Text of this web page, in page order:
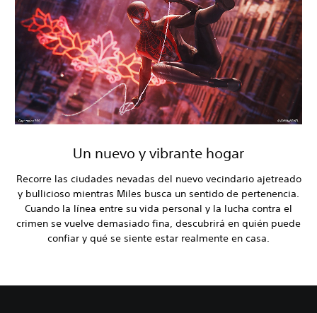
Un nuevo y vibrante hogar
Recorre las ciudades nevadas del nuevo vecindario ajetreado
y bullicioso mientras Miles busca un sentido de pertenencia.
Cuando la línea entre su vida personal y la lucha contra el
crimen se vuelve demasiado fina, descubrirá en quién puede
confiar y qué se siente estar realmente en casa.